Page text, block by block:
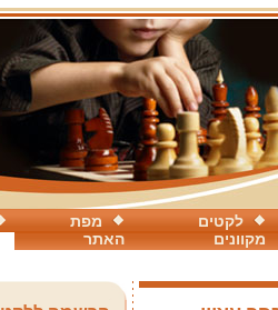
מפת
האתר
לקטים
מקוונים